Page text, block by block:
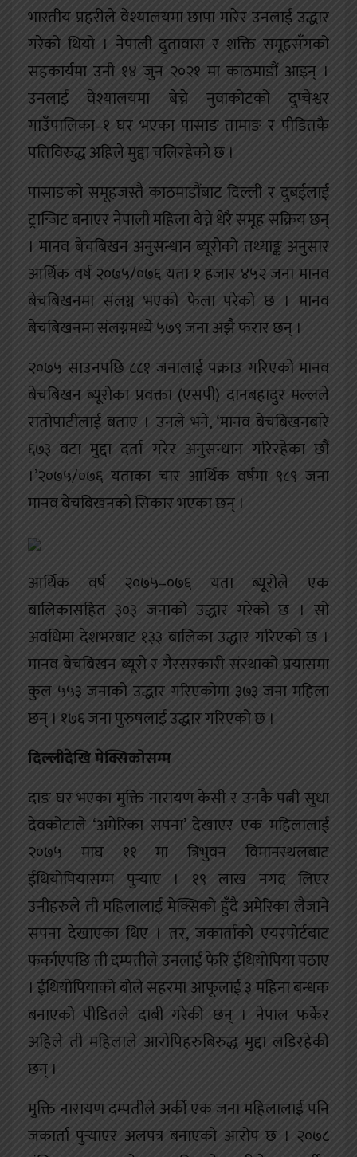
भारतीय प्रहरीले वेश्यालयमा छापा मारेर उनलाई उद्धार
गरेको थियो । नेपाली दुतावास र शक्ति समूहसँगको
सहकार्यमा उनी १४ जुन २०२१ मा काठमाडौं आइन् ।
उनलाई वेश्यालयमा बेच्ने नुवाकोटको दुप्चेश्वर
गाउँपालिका–१ घर भएका पासाङ तामाङ र पीडितकै
पतिविरुद्ध अहिले मुद्दा चलिरहेको छ ।
पासाङको समूहजस्तै काठमाडौंबाट दिल्ली र दुबईलाई
ट्रान्जिट बनाएर नेपाली महिला बेच्ने धेरै समूह सक्रिय छन्
। मानव बेचबिखन अनुसन्धान ब्यूरोको तथ्याङ्क अनुसार
आर्थिक वर्ष २०७५/०७६ यता १ हजार ४५२ जना मानव
बेचबिखनमा संलग्न भएको फेला परेको छ । मानव
बेचबिखनमा संलग्नमध्ये ५७९ जना अझै फरार छन् ।
२०७५ साउनपछि ८८१ जनालाई पक्राउ गरिएको मानव
बेचबिखन ब्यूरोका प्रवक्ता (एसपी) दानबहादुर मल्लले
रातोपाटीलाई बताए । उनले भने, ‘मानव बेचबिखनबारे
६७३ वटा मुद्दा दर्ता गरेर अनुसन्धान गरिरहेका छौं
।’२०७५/०७६ यताका चार आर्थिक वर्षमा ९८९ जना
मानव बेचबिखनको सिकार भएका छन् ।
आर्थिक वर्ष २०७५–०७६ यता ब्यूरोले एक
बालिकासहित ३०३ जनाको उद्धार गरेको छ । सो
अवधिमा देशभरबाट १३३ बालिका उद्धार गरिएको छ ।
मानव बेचबिखन ब्यूरो र गैरसरकारी संस्थाको प्रयासमा
कुल ५५३ जनाको उद्धार गरिएकोमा ३७३ जना महिला
छन् । १७६ जना पुरुषलाई उद्धार गरिएको छ ।
दिल्लीदेखि मेक्सिकोसम्म
दाङ घर भएका मुक्ति नारायण केसी र उनकै पत्नी सुधा
देवकोटाले ‘अमेरिका सपना’ देखाएर एक महिलालाई
२०७५ माघ ११ मा त्रिभुवन विमानस्थलबाट
ईथियोपियासम्म पुर्‍याए । १९ लाख नगद लिएर
उनीहरुले ती महिलालाई मेक्सिको हुँदै अमेरिका लैजाने
सपना देखाएका थिए । तर, जकार्ताको एयरपोर्टबाट
फर्काएपछि ती दम्पतीले उनलाई फेरि ईथियोपिया पठाए
। ईथियोपियाको बोले सहरमा आफूलाई ३ महिना बन्धक
बनाएको पीडितले दाबी गरेकी छन् । नेपाल फर्केर
अहिले ती महिलाले आरोपिहरुबिरुद्ध मुद्दा लडिरहेकी
छन् ।
मुक्ति नारायण दम्पतीले अर्की एक जना महिलालाई पनि
जकार्ता पुर्‍याएर अलपत्र बनाएको आरोप छ । २०७८